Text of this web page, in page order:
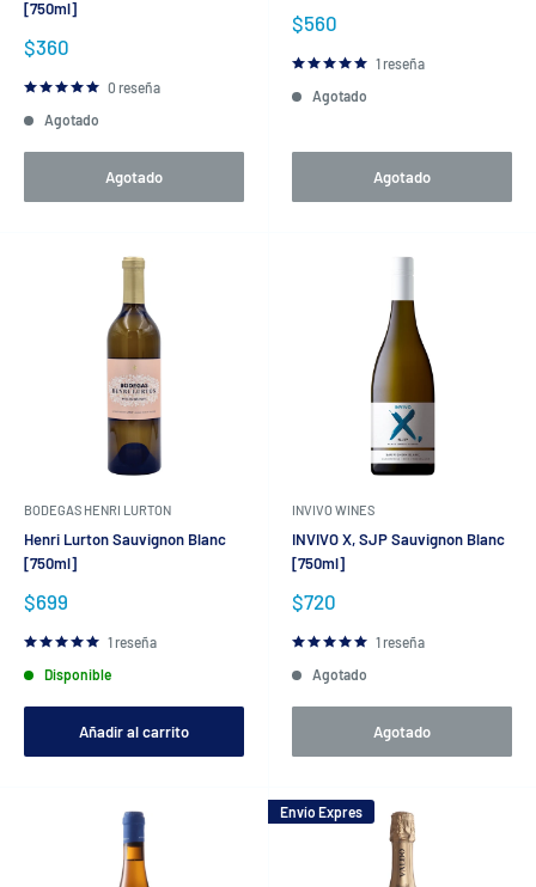
[750ml]
Precio
venta
$360
0 reseña
Agotado
Agotado
Precio
venta
$560
1 reseña
Agotado
Agotado
BODEGAS HENRI LURTON
Henri Lurton Sauvignon Blanc
[750ml]
Precio
venta
$699
1 reseña
Disponible
Añadir al carrito
INVIVO WINES
INVIVO X, SJP Sauvignon Blanc
[750ml]
Precio
venta
$720
1 reseña
Agotado
Agotado
Envío Expres